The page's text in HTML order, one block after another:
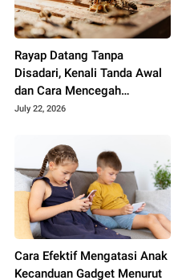
Rayap Datang Tanpa
Disadari, Kenali Tanda Awal
dan Cara Mencegah
Kerusakan Sebelum
July 22, 2026
Cara Efektif Mengatasi Anak
Kecanduan Gadget Menurut